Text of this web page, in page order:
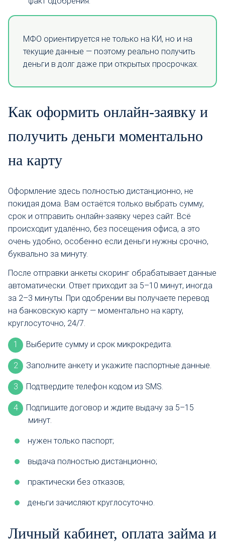
МФО ориентируется не только на КИ, но и на
текущие данные — поэтому реально получить
деньги в долг даже при открытых просрочках.
Как оформить онлайн-заявку и
получить деньги моментально
на карту
Оформление здесь полностью дистанционно, не
покидая дома. Вам остаётся только выбрать сумму,
срок и отправить онлайн-заявку через сайт. Всё
происходит удалённо, без посещения офиса, а это
очень удобно, особенно если деньги нужны срочно,
буквально за минуту.
После отправки анкеты скоринг обрабатывает данные
автоматически. Ответ приходит за 5–10 минут, иногда
за 2–3 минуты. При одобрении вы получаете перевод
на банковскую карту — моментально на карту,
круглосуточно, 24/7.
Выберите сумму и срок микрокредита.
Заполните анкету и укажите паспортные данные.
Подтвердите телефон кодом из SMS.
Подпишите договор и ждите выдачу за 5–15
минут.
нужен только паспорт;
выдача полностью дистанционно;
практически без отказов;
деньги зачисляют круглосуточно.
Личный кабинет, оплата займа и